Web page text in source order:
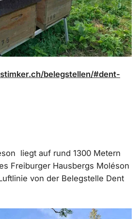
belegstellen/#dent-
liegt auf rund 1300 Metern
Freiburger Hausbergs Moléson
von der Belegstelle Dent